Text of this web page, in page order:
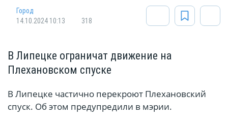
Город
14.10.2024 10:13
318
В Липецке ограничат движение на
Плехановском спуске
В Липецке частично перекроют Плехановский
спуск. Об этом предупредили в мэрии.